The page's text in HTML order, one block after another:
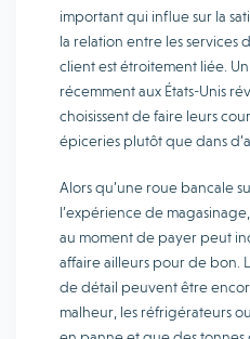
important qui influe sur la
la relation entre les services
client est étroitement liée.
récemment aux États-Unis
choisissent de faire leurs
épiceries plutôt que dans
Alors qu’une roue bancale
l’expérience de
au moment de payer peut
affaire ailleurs pour de bon.
de détail peuvent être
malheur, les réfrigérateurs